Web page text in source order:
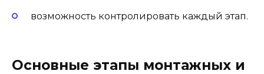
возможность контролировать каждый этап.
Основные этапы монтажных и